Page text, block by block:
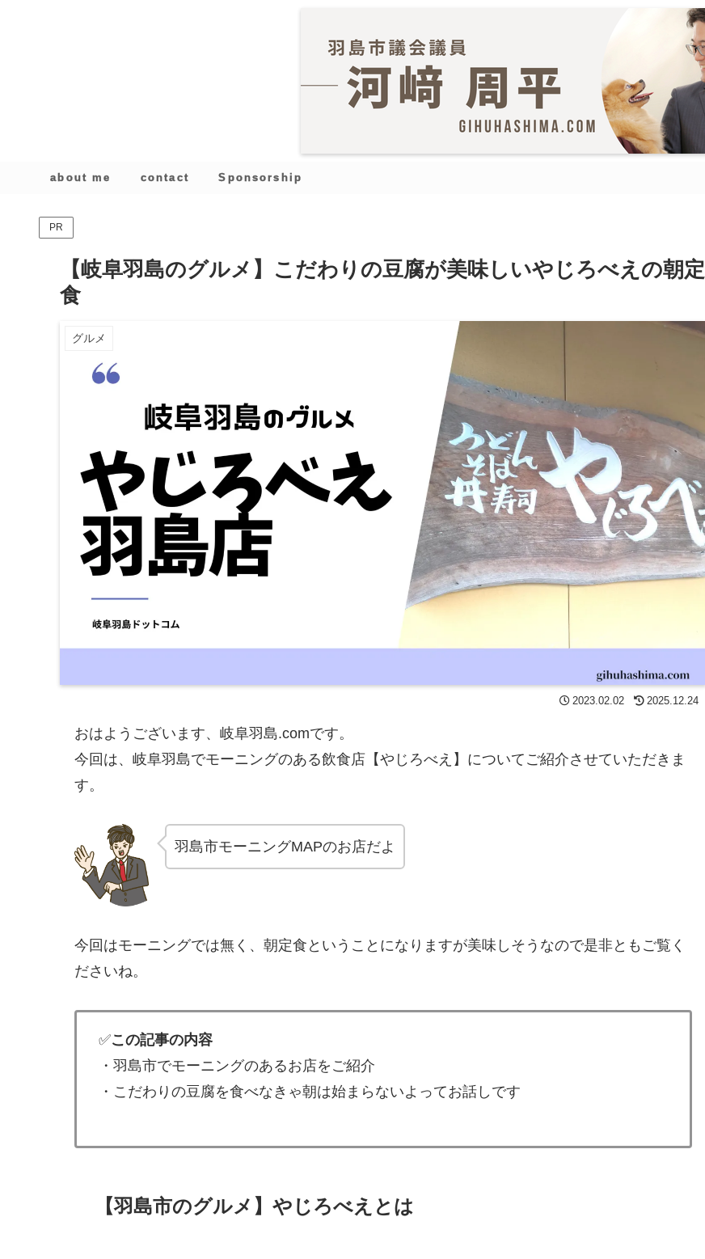
about me contact Sponsorship
PR
【岐阜羽島のグルメ】こだわりの豆腐が美味しいやじろべえの朝定
食
グルメ
2023.02.02 2025.12.24
おはようございます、岐阜羽島.comです。
今回は、岐阜羽島でモーニングのある飲食店【やじろべえ】についてご紹介させていただきま
す。
羽島市モーニングMAPのお店だよ
今回はモーニングでは無く、朝定食ということになりますが美味しそうなので是非ともご覧く
ださいね。
✅この記事の内容
・羽島市でモーニングのあるお店をご紹介
・こだわりの豆腐を食べなきゃ朝は始まらないよってお話しです
【羽島市のグルメ】やじろべえとは